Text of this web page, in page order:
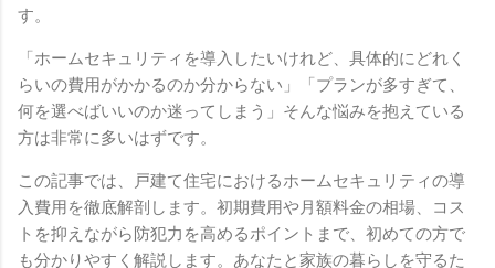
す。
「ホームセキュリティを導入したいけれど、具体的にどれく
らいの費用がかかるのか分からない」「プランが多すぎて、
何を選べばいいのか迷ってしまう」そんな悩みを抱えている
方は非常に多いはずです。
この記事では、戸建て住宅におけるホームセキュリティの導
入費用を徹底解剖します。初期費用や月額料金の相場、コス
トを抑えながら防犯力を高めるポイントまで、初めての方で
も分かりやすく解説します。あなたと家族の暮らしを守るた